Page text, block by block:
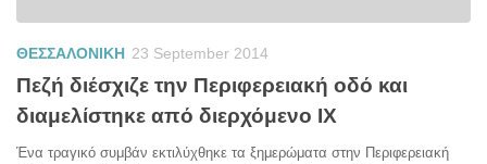
ΘΕΣΣΑΛΟΝΙΚΗ 23 September 2014
Πεζή διέσχιζε την Περιφερειακή οδό και
διαμελίστηκε από διερχόμενο ΙΧ
Ένα τραγικό συμβάν εκτιλύχθηκε τα ξημερώματα στην Περιφερειακή